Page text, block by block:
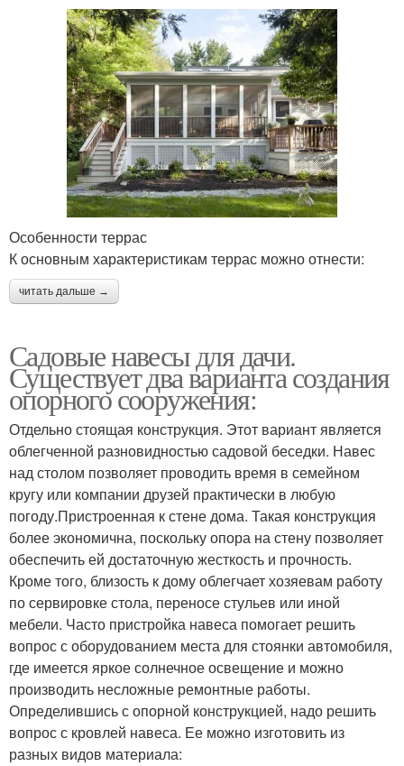
Особенности террас
К основным характеристикам террас можно отнести:
читать дальше →
Садовые навесы для дачи.
Существует два варианта создания
опорного сооружения:
Отдельно стоящая конструкция. Этот вариант является
облегченной разновидностью садовой беседки. Навес
над столом позволяет проводить время в семейном
кругу или компании друзей практически в любую
погоду.Пристроенная к стене дома. Такая конструкция
более экономична, поскольку опора на стену позволяет
обеспечить ей достаточную жесткость и прочность.
Кроме того, близость к дому облегчает хозяевам работу
по сервировке стола, переносе стульев или иной
мебели. Часто пристройка навеса помогает решить
вопрос с оборудованием места для стоянки автомобиля,
где имеется яркое солнечное освещение и можно
производить несложные ремонтные работы.
Определившись с опорной конструкцией, надо решить
вопрос с кровлей навеса. Ее можно изготовить из
разных видов материала: